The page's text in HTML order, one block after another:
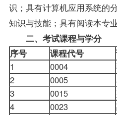
识；具有计算机应用系统的
知识与技能；具有阅读本专
二、考试课程与学分
序号
课程代号
1
0004
2
0005
3
0015
4
0023